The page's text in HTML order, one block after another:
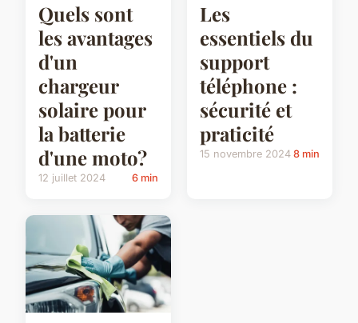
Quels sont
les avantages
d'un
chargeur
solaire pour
la batterie
d'une moto?
12 juillet 2024 6 min
Les
essentiels du
support
téléphone :
sécurité et
praticité
15 novembre 2024 8 min